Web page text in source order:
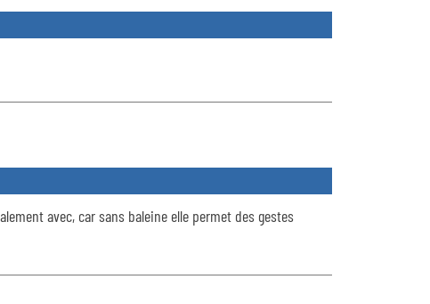
avec, car sans baleine elle permet des gestes